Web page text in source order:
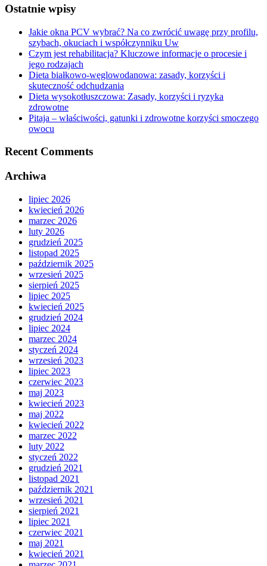
Ostatnie wpisy
Jakie okna PCV wybrać? Na co zwrócić uwagę przy profilu,
szybach, okuciach i współczynniku Uw
Czym jest rehabilitacja? Kluczowe informacje o procesie i
jego rodzajach
Dieta białkowo-węglowodanowa: zasady, korzyści i
skuteczność odchudzania
Dieta wysokotłuszczowa: Zasady, korzyści i ryzyka
zdrowotne
Pitaja – właściwości, gatunki i zdrowotne korzyści smoczego
owocu
Recent Comments
Archiwa
lipiec 2026
kwiecień 2026
marzec 2026
luty 2026
grudzień 2025
listopad 2025
październik 2025
wrzesień 2025
sierpień 2025
lipiec 2025
kwiecień 2025
grudzień 2024
lipiec 2024
marzec 2024
styczeń 2024
wrzesień 2023
lipiec 2023
czerwiec 2023
maj 2023
kwiecień 2023
maj 2022
kwiecień 2022
marzec 2022
luty 2022
styczeń 2022
grudzień 2021
listopad 2021
październik 2021
wrzesień 2021
sierpień 2021
lipiec 2021
czerwiec 2021
maj 2021
kwiecień 2021